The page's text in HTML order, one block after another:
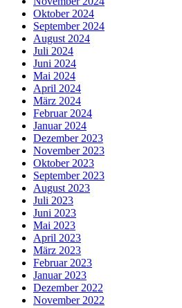
Oktober 2024
September 2024
August 2024
Juli 2024
Juni 2024
Mai 2024
April 2024
März 2024
Februar 2024
Januar 2024
Dezember 2023
November 2023
Oktober 2023
September 2023
August 2023
Juli 2023
Juni 2023
Mai 2023
April 2023
März 2023
Februar 2023
Januar 2023
Dezember 2022
November 2022